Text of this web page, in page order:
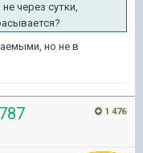
через сутки,
но не в
1 476